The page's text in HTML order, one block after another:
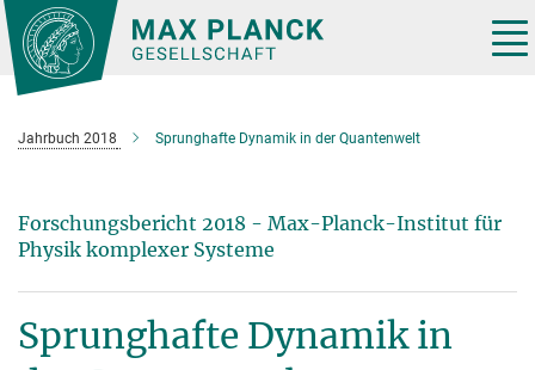
Hauptinhalt
Jahrbuch 2018 Sprunghafte Dynamik in der Quantenwelt
Forschungsbericht 2018 - Max-Planck-Institut für
Physik komplexer Systeme
Sprunghafte Dynamik in